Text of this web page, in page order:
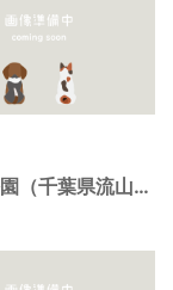
日光橋公園（千葉県流山市）